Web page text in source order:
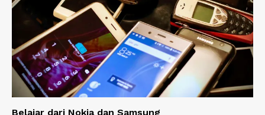
Belajar dari Nokia dan Samsung